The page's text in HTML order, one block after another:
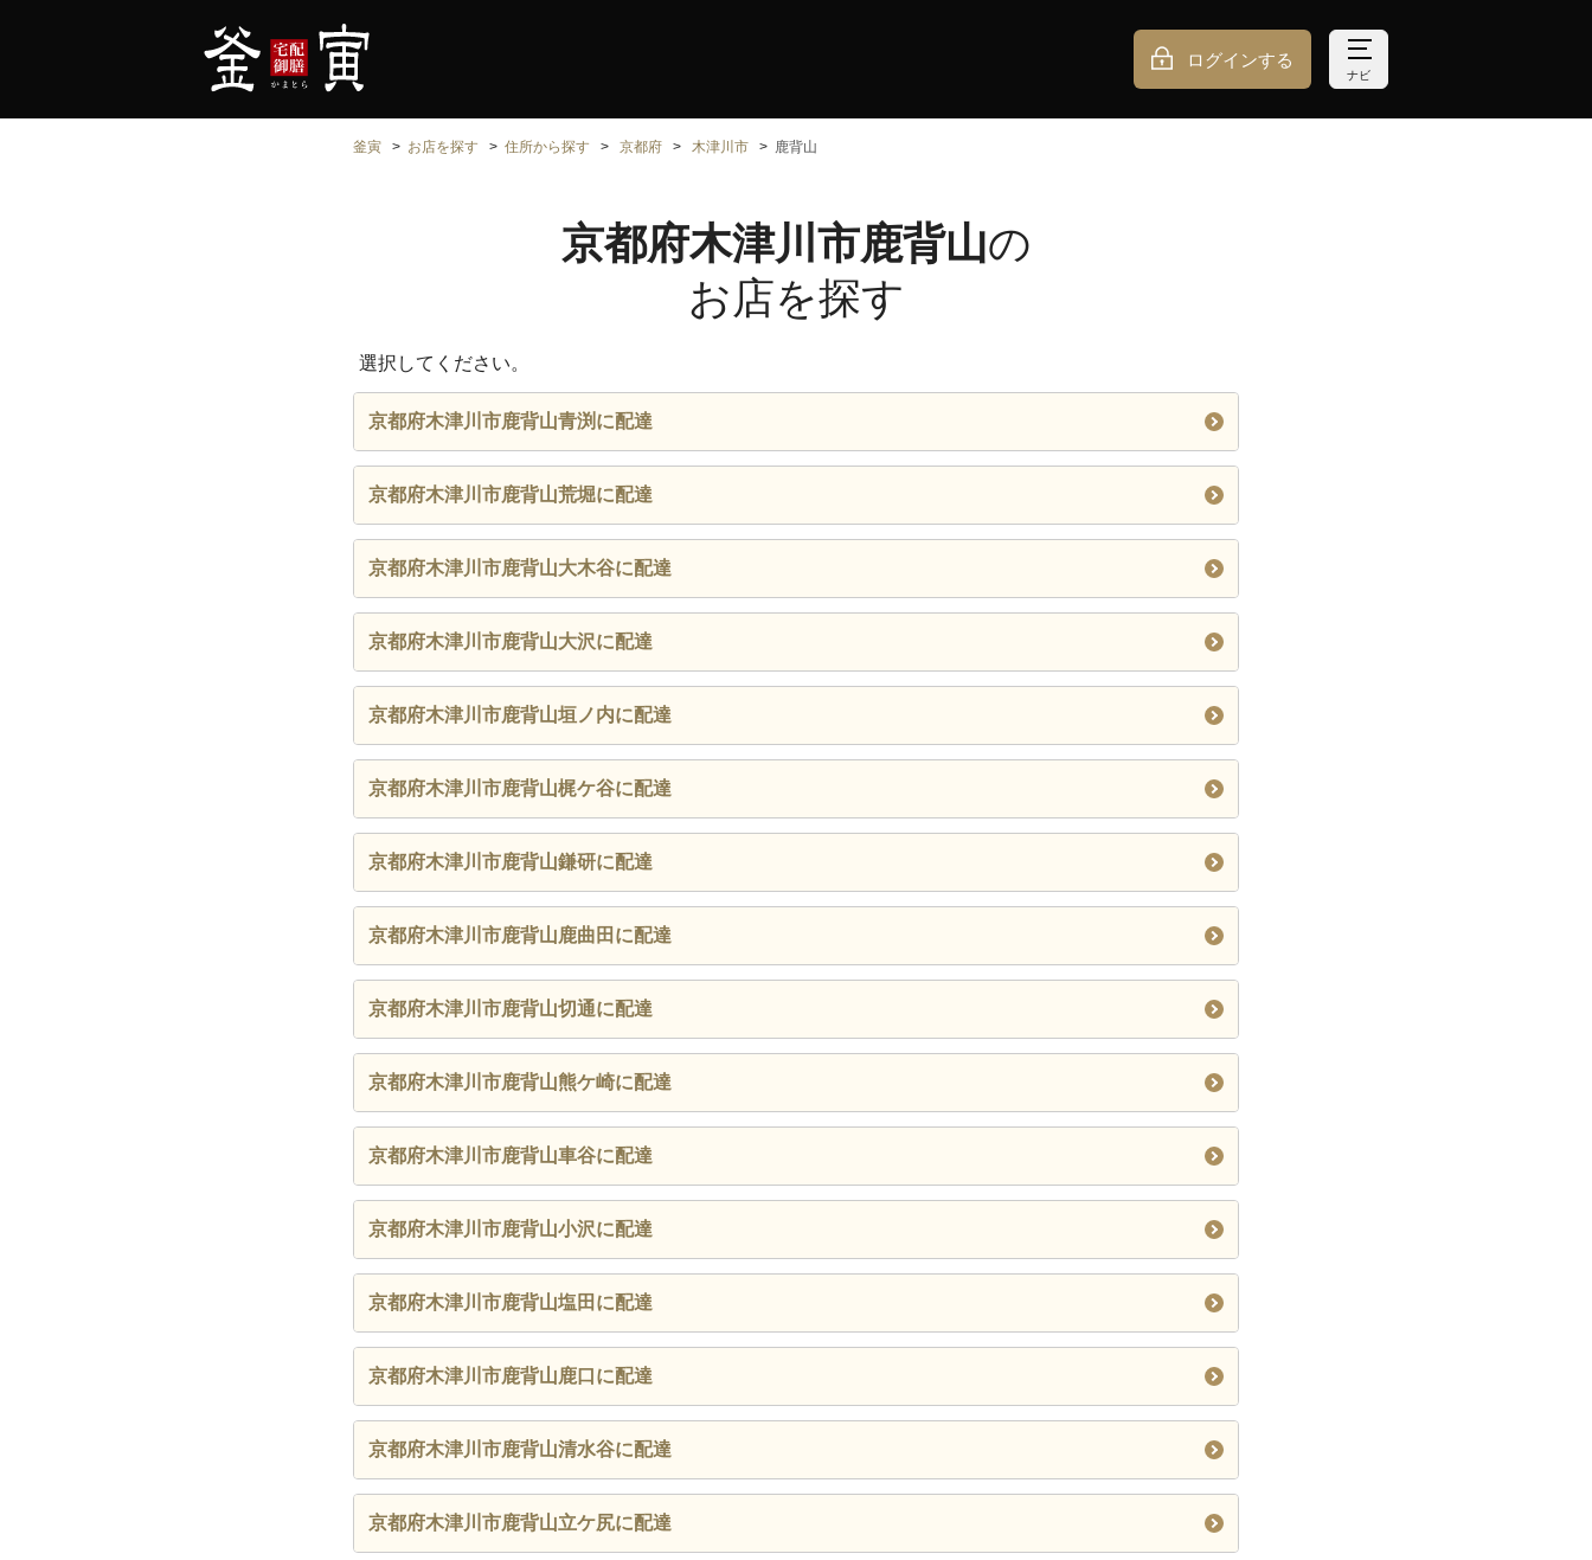
ログインする
ナビ
釜寅 お店を探す 住所から探す 京都府 木津川市 鹿背山
京都府木津川市鹿背山の
お店を探す
選択してください。
京都府木津川市鹿背山青渕に配達
京都府木津川市鹿背山荒堀に配達
京都府木津川市鹿背山大木谷に配達
京都府木津川市鹿背山大沢に配達
京都府木津川市鹿背山垣ノ内に配達
京都府木津川市鹿背山梶ケ谷に配達
京都府木津川市鹿背山鎌研に配達
京都府木津川市鹿背山鹿曲田に配達
京都府木津川市鹿背山切通に配達
京都府木津川市鹿背山熊ケ崎に配達
京都府木津川市鹿背山車谷に配達
京都府木津川市鹿背山小沢に配達
京都府木津川市鹿背山塩田に配達
京都府木津川市鹿背山鹿口に配達
京都府木津川市鹿背山清水谷に配達
京都府木津川市鹿背山立ケ尻に配達